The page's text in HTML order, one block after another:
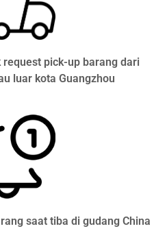
pick-up barang dari
luar kota Guangzhou
saat tiba di gudang China